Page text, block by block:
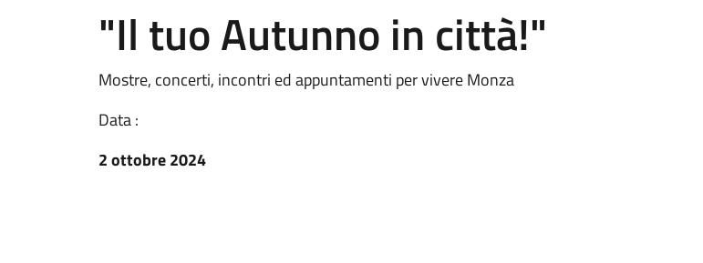
"Il tuo Autunno in città!"
Mostre, concerti, incontri ed appuntamenti per vivere Monza
Data :
2 ottobre 2024